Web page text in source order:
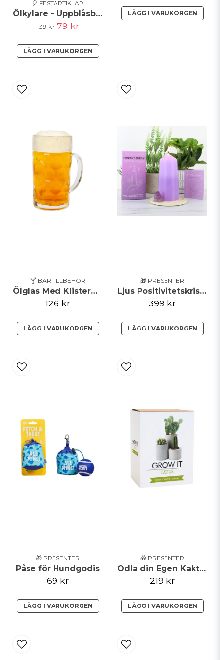
🎈 FESTARTIKLAR
Ölkylare - Uppblåsbar
139 kr 79 kr
LÄGG I VARUKORGEN
LÄGG I VARUKORGEN
🍸 BARTILLBEHÖR
Ölglas Med Klistermärken
126 kr
LÄGG I VARUKORGEN
🎁 PRESENTER
Ljus Positivitetskristall
399 kr
LÄGG I VARUKORGEN
🎁 PRESENTER
Påse för Hundgodis
69 kr
LÄGG I VARUKORGEN
🎁 PRESENTER
Odla din Egen Kaktus
219 kr
LÄGG I VARUKORGEN